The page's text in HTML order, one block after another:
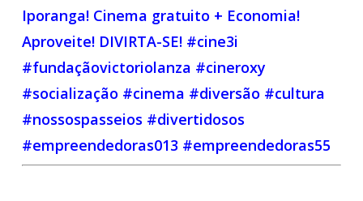
Iporanga! Cinema gratuito + Economia!
Aproveite! DIVIRTA-SE! #cine3i
#fundaçãovictoriolanza #cineroxy
#socialização #cinema #diversão #cultura
#nossospasseios #divertidosos
#empreendedoras013 #empreendedoras55